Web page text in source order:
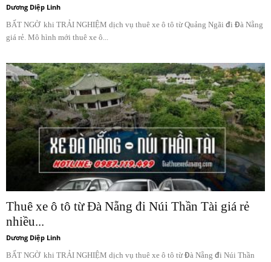
Dương Diệp Linh
BẤT NGỜ khi TRẢI NGHIỆM dịch vụ thuê xe ô tô từ Quảng Ngãi đi Đà Nẵng
giá rẻ. Mô hình mới thuê xe ô...
Thuê xe ô tô từ Đà Nẵng đi Núi Thần Tài giá rẻ
nhiều...
Dương Diệp Linh
BẤT NGỜ khi TRẢI NGHIỆM dịch vụ thuê xe ô tô từ Đà Nẵng đi Núi Thần